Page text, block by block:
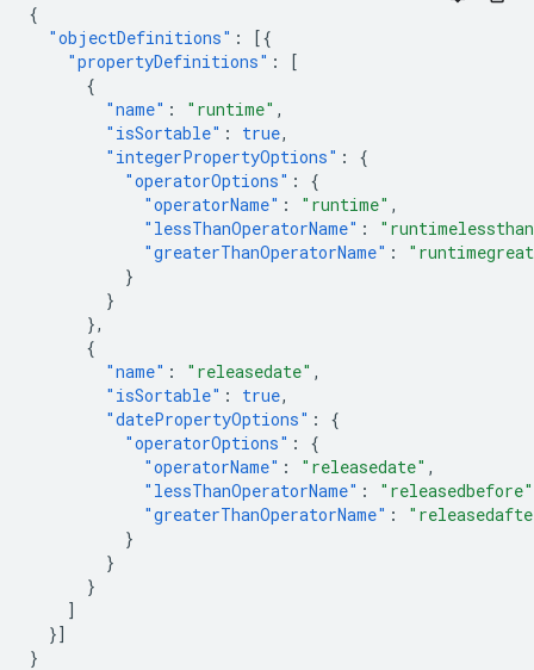
{
"objectDefinitions" :
[{
"propertyDefinitions" :
[
{
"name" : "runtime" ,
"isSortable" : true,
"integerPropertyOptions" :
{
"operatorOptions" :
{
"operatorName" : "runtime" ,
"lessThanOperatorName" :
"greaterThanOperatorName" :
}
}
},
{
"name" : "releasedate" ,
"isSortable" : true,
"datePropertyOptions" :
{
"operatorOptions" :
{
"operatorName" : "releasedate" ,
"lessThanOperatorName" :
"releasedbefore"
"greaterThanOperatorName" :
}
}
}
]
}]
}